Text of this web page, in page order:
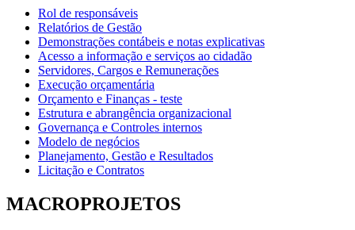
Rol de responsáveis
Relatórios de Gestão
Demonstrações contábeis e notas explicativas
Acesso a informação e serviços ao cidadão
Servidores, Cargos e Remunerações
Execução orçamentária
Orçamento e Finanças - teste
Estrutura e abrangência organizacional
Governança e Controles internos
Modelo de negócios
Planejamento, Gestão e Resultados
Licitação e Contratos
MACROPROJETOS